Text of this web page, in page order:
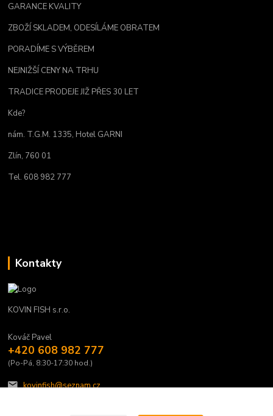
GARANCE KVALITY
ZBOŽÍ SKLADEM, ODESÍLÁME OBRATEM
PORADÍME S VÝBĚREM
NEJNIŽŠÍ CENY NA TRHU
TRADICE PRODEJE JIŽ PŘES 30 LET
Kde?
nám. T.G.M. 1335, Hotel GARNI
Zlín, 760 01
Tel. 608 982 777
Kontakty
KOVIN FISH s.r.o.
Kováč Pavel
+420 608 982 777
(Po-Pá, 8:30-17:30 hod.)
kovinfish@seznam.cz